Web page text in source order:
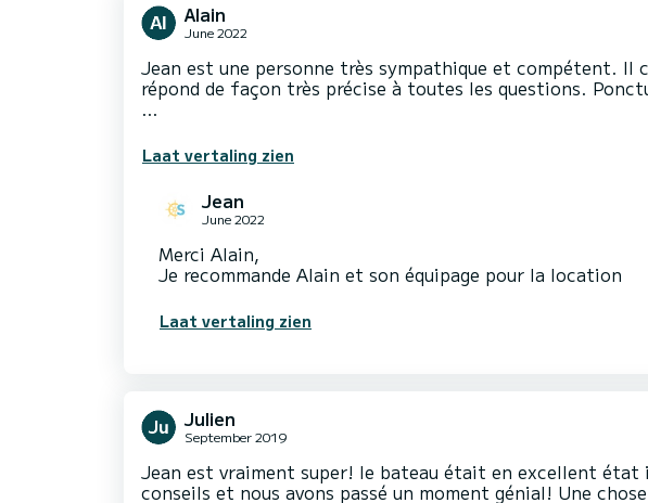
Alain
June 2022
Jean est une personne très sympathique et compétent. Il
répond de façon très précise à toutes les questions.
…
Laat vertaling zien
Jean
June 2022
Merci Alain,
Laat vertaling zien
Julien
September 2019
Jean est vraiment super! le bateau était en excellent état
conseils et nous avons passé un moment génial! Une